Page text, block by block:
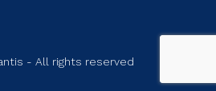
- All rights reserved